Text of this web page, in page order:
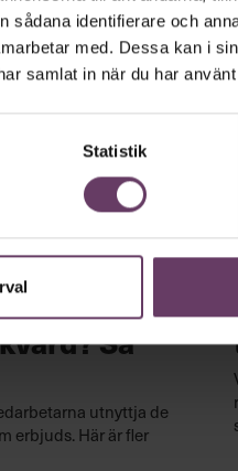
identifierare och
med. Dessa kan i
samlat in när du har
Statistik
Så
utnyttja de
erbjuds. Här är fler